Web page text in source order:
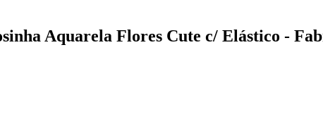
Aquarela Flores Cute c/ Elástico -